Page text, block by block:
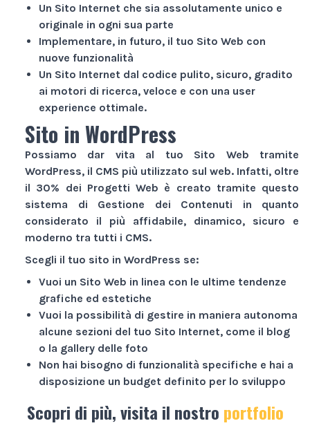
Un Sito Internet che sia assolutamente unico e
originale in ogni sua parte
Implementare, in futuro, il tuo Sito Web con
nuove funzionalità
Un Sito Internet dal codice pulito, sicuro, gradito
ai motori di ricerca, veloce e con una user
experience ottimale.
Sito in WordPress
Possiamo dar vita al tuo Sito Web tramite
WordPress, il CMS più utilizzato sul web. Infatti, oltre
il 30% dei Progetti Web è creato tramite questo
sistema di Gestione dei Contenuti in quanto
considerato il più affidabile, dinamico, sicuro e
moderno tra tutti i CMS.
Scegli il tuo sito in WordPress se:
Vuoi un Sito Web in linea con le ultime tendenze
grafiche ed estetiche
Vuoi la possibilità di gestire in maniera autonoma
alcune sezioni del tuo Sito Internet, come il blog
o la gallery delle foto
Non hai bisogno di funzionalità specifiche e hai a
disposizione un budget definito per lo sviluppo
Scopri di più, visita il nostro portfolio